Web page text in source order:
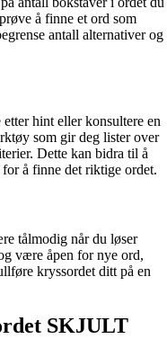
å finne et ord som
antall alternativer og
hint eller konsultere en
som gir deg lister over
Dette kan bidra til å
å finne det riktige ordet.
tålmodig når du løser
være åpen for nye ord,
kryssordet ditt på en
SKJULT